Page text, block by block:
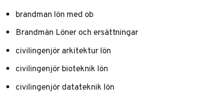
brandman lön med ob
Brandmän Löner och ersättningar
civilingenjör arkitektur lön
civilingenjör bioteknik lön
civilingenjör datateknik lön